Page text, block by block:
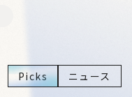
Picks ニュース